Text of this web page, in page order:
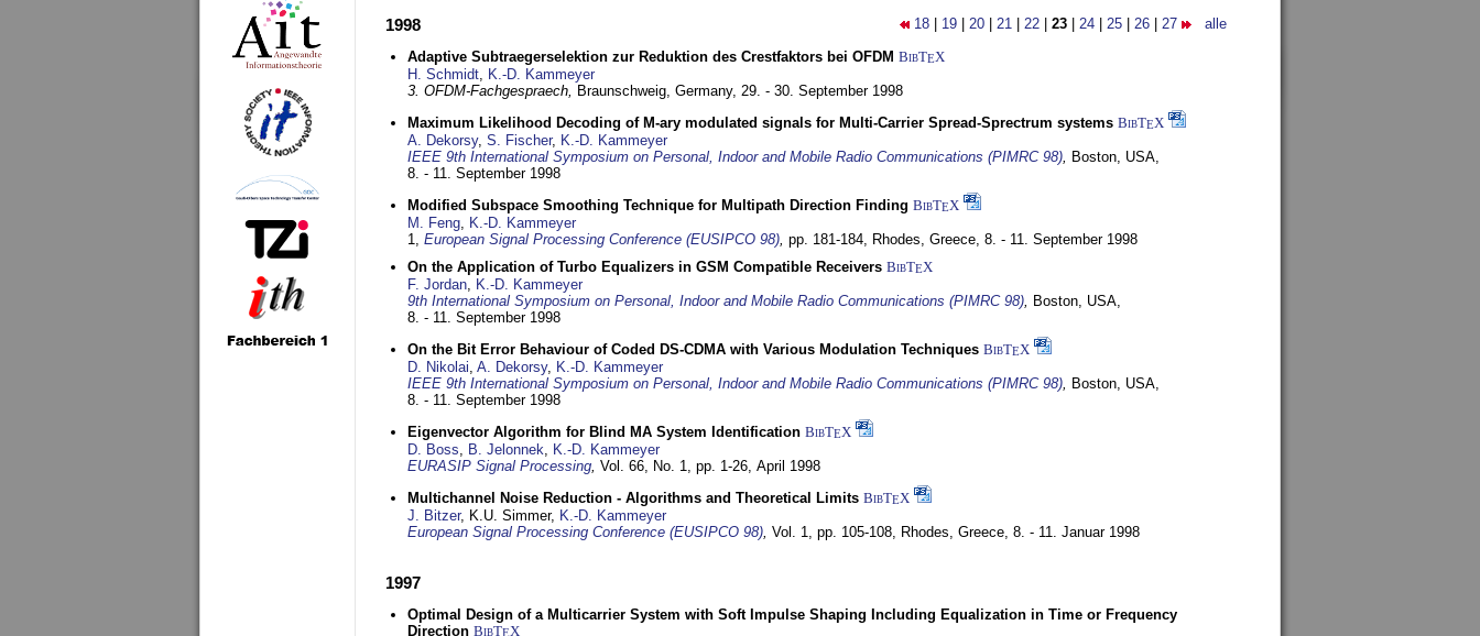
18 19 20 21 22 23 24 25 26 27 alle
1998
Adaptive Subtraegerselektion zur Reduktion des Crestfaktors bei OFDM BibTEX
H. Schmidt, K.-D. Kammeyer
3. OFDM-Fachgespraech, Braunschweig, Germany, 29. - 30. September 1998
Maximum Likelihood Decoding of M-ary modulated signals for Multi-Carrier Spread-Sprectrum systems BibTEX
A. Dekorsy, S. Fischer, K.-D. Kammeyer
IEEE 9th International Symposium on Personal, Indoor and Mobile Radio Communications (PIMRC 98), Boston, USA,
8. - 11. September 1998
Modified Subspace Smoothing Technique for Multipath Direction Finding BibTEX
M. Feng, K.-D. Kammeyer
1, European Signal Processing Conference (EUSIPCO 98), pp. 181-184, Rhodes, Greece, 8. - 11. September 1998
On the Application of Turbo Equalizers in GSM Compatible Receivers BibTEX
F. Jordan, K.-D. Kammeyer
9th International Symposium on Personal, Indoor and Mobile Radio Communications (PIMRC 98), Boston, USA,
8. - 11. September 1998
On the Bit Error Behaviour of Coded DS-CDMA with Various Modulation Techniques BibTEX
D. Nikolai, A. Dekorsy, K.-D. Kammeyer
IEEE 9th International Symposium on Personal, Indoor and Mobile Radio Communications (PIMRC 98), Boston, USA,
8. - 11. September 1998
Eigenvector Algorithm for Blind MA System Identification BibTEX
D. Boss, B. Jelonnek, K.-D. Kammeyer
EURASIP Signal Processing, Vol. 66, No. 1, pp. 1-26, April 1998
Multichannel Noise Reduction - Algorithms and Theoretical Limits BibTEX
J. Bitzer, K.U. Simmer, K.-D. Kammeyer
European Signal Processing Conference (EUSIPCO 98), Vol. 1, pp. 105-108, Rhodes, Greece, 8. - 11. Januar 1998
1997
Optimal Design of a Multicarrier System with Soft Impulse Shaping Including Equalization in Time or Frequency
Direction BibTEX